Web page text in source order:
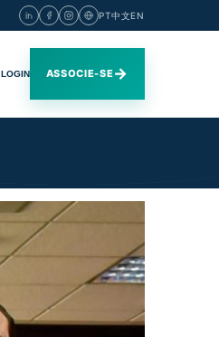
PT中文EN
LOGIN ASSOCIE-SE→